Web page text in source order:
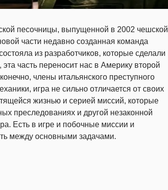
песочницы, выпущенной в 2002 чешской
части недавно созданная команда
из разработчиков, которые сделали
часть переносит нас в Америку второй
члены итальянского преступного
игра не сильно отличается от своих
жизнью и серией миссий, которые
преследованиях и другой незаконной
Есть в игре и побочные миссии и
между основными задачами.